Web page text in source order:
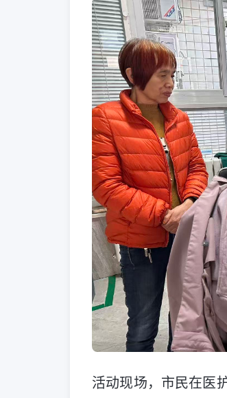
活动现场，市民在医